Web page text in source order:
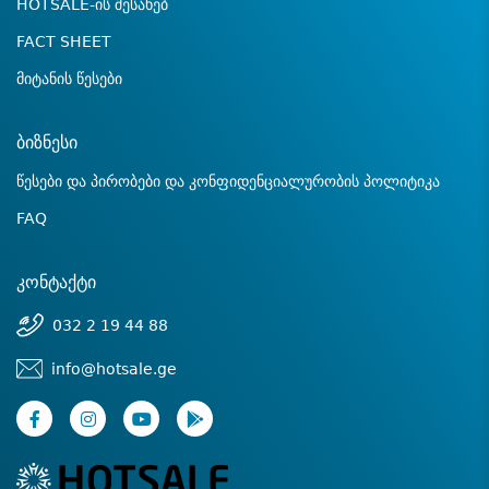
HOTSALE-ის შესახებ
FACT SHEET
მიტანის წესები
ბიზნესი
წესები და პირობები და კონფიდენციალურობის პოლიტიკა
FAQ
კონტაქტი
032 2 19 44 88
info@hotsale.ge